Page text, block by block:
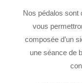
Nos pédalos sont
vous
composée d’un
une séance de